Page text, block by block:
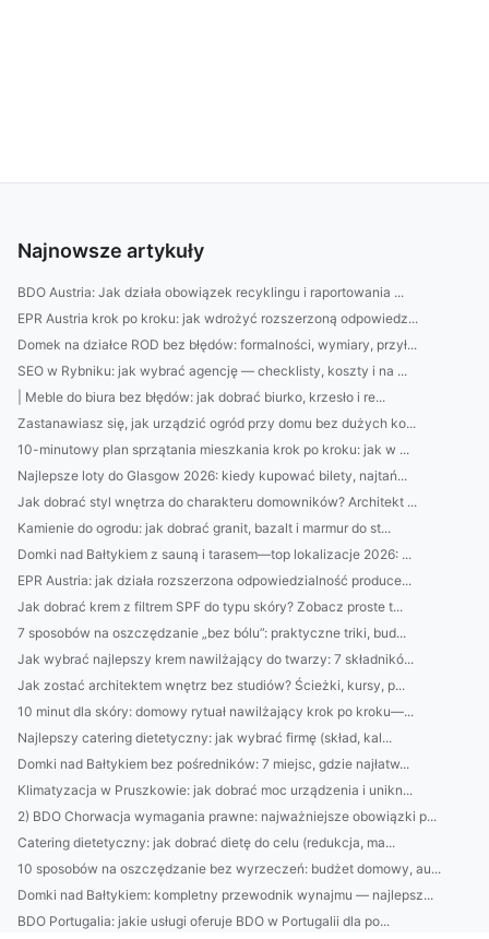
Najnowsze artykuły
BDO Austria: Jak działa obowiązek recyklingu i raportowania ...
EPR Austria krok po kroku: jak wdrożyć rozszerzoną odpowiedz...
Domek na działce ROD bez błędów: formalności, wymiary, przył...
SEO w Rybniku: jak wybrać agencję — checklisty, koszty i na ...
| Meble do biura bez błędów: jak dobrać biurko, krzesło i re...
Zastanawiasz się, jak urządzić ogród przy domu bez dużych ko...
10-minutowy plan sprzątania mieszkania krok po kroku: jak w ...
Najlepsze loty do Glasgow 2026: kiedy kupować bilety, najtań...
Jak dobrać styl wnętrza do charakteru domowników? Architekt ...
Kamienie do ogrodu: jak dobrać granit, bazalt i marmur do st...
Domki nad Bałtykiem z sauną i tarasem—top lokalizacje 2026: ...
EPR Austria: jak działa rozszerzona odpowiedzialność produce...
Jak dobrać krem z filtrem SPF do typu skóry? Zobacz proste t...
7 sposobów na oszczędzanie „bez bólu”: praktyczne triki, bud...
Jak wybrać najlepszy krem nawilżający do twarzy: 7 składnikó...
Jak zostać architektem wnętrz bez studiów? Ścieżki, kursy, p...
10 minut dla skóry: domowy rytuał nawilżający krok po kroku—...
Najlepszy catering dietetyczny: jak wybrać firmę (skład, kal...
Domki nad Bałtykiem bez pośredników: 7 miejsc, gdzie najłatw...
Klimatyzacja w Pruszkowie: jak dobrać moc urządzenia i unikn...
2) BDO Chorwacja wymagania prawne: najważniejsze obowiązki p...
Catering dietetyczny: jak dobrać dietę do celu (redukcja, ma...
10 sposobów na oszczędzanie bez wyrzeczeń: budżet domowy, au...
Domki nad Bałtykiem: kompletny przewodnik wynajmu — najlepsz...
BDO Portugalia: jakie usługi oferuje BDO w Portugalii dla po...